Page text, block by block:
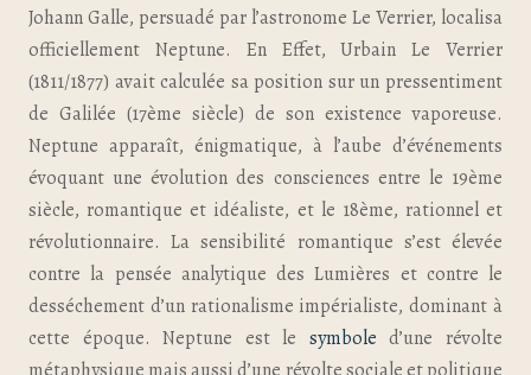
Johann Galle, persuadé par l’astronome Le Verrier, localisa
officiellement Neptune. En Effet, Urbain Le Verrier
(1811/1877) avait calculée sa position sur un pressentiment
de Galilée (17ème siècle) de son existence vaporeuse.
Neptune apparaît, énigmatique, à l’aube d’événements
évoquant une évolution des consciences entre le 19ème
siècle, romantique et idéaliste, et le 18ème, rationnel et
révolutionnaire. La sensibilité romantique s’est élevée
contre la pensée analytique des Lumières et contre le
desséchement d’un rationalisme impérialiste, dominant à
cette époque. Neptune est le symboled’une révolte